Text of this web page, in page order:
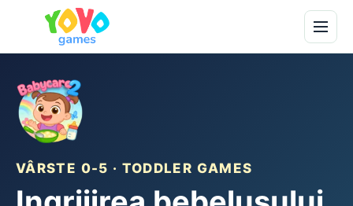
VÂRSTE 0-5 · TODDLER GAMES